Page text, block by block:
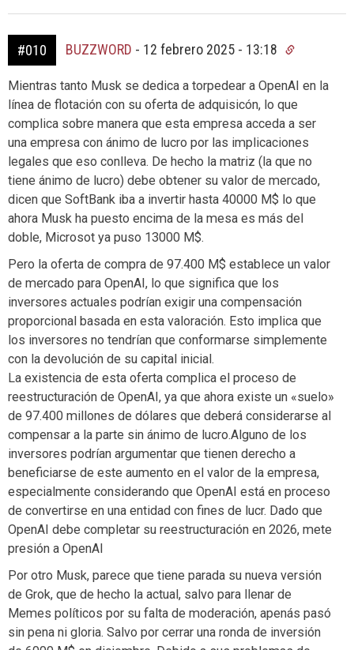
#010 BUZZWORD - 12 febrero 2025 - 13:18
Mientras tanto Musk se dedica a torpedear a OpenAI en la
línea de flotación con su oferta de adquisicón, lo que
complica sobre manera que esta empresa acceda a ser
una empresa con ánimo de lucro por las implicaciones
legales que eso conlleva. De hecho la matriz (la que no
tiene ánimo de lucro) debe obtener su valor de mercado,
dicen que SoftBank iba a invertir hasta 40000 M$ lo que
ahora Musk ha puesto encima de la mesa es más del
doble, Microsot ya puso 13000 M$.
Pero la oferta de compra de 97.400 M$ establece un valor
de mercado para OpenAI, lo que significa que los
inversores actuales podrían exigir una compensación
proporcional basada en esta valoración. Esto implica que
los inversores no tendrían que conformarse simplemente
con la devolución de su capital inicial.
La existencia de esta oferta complica el proceso de
reestructuración de OpenAI, ya que ahora existe un «suelo»
de 97.400 millones de dólares que deberá considerarse al
compensar a la parte sin ánimo de lucro.Alguno de los
inversores podrían argumentar que tienen derecho a
beneficiarse de este aumento en el valor de la empresa,
especialmente considerando que OpenAI está en proceso
de convertirse en una entidad con fines de lucr. Dado que
OpenAI debe completar su reestructuración en 2026, mete
presión a OpenAI
Por otro Musk, parece que tiene parada su nueva versión
de Grok, que de hecho la actual, salvo para llenar de
Memes políticos por su falta de moderación, apenás pasó
sin pena ni gloria. Salvo por cerrar una ronda de inversión